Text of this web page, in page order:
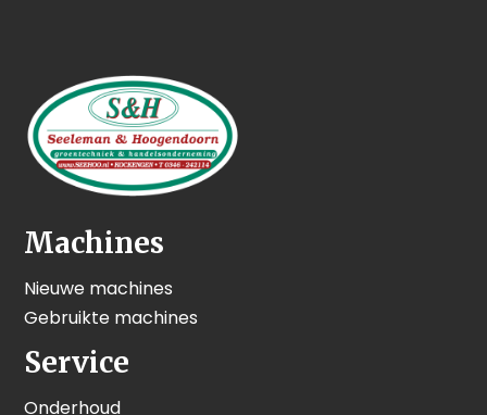
Machines
Nieuwe machines
Gebruikte machines
Service
Onderhoud